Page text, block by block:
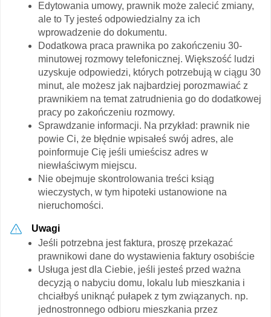
Edytowania umowy, prawnik może zalecić zmiany,
ale to Ty jesteś odpowiedzialny za ich
wprowadzenie do dokumentu.
Dodatkowa praca prawnika po zakończeniu 30-
minutowej rozmowy telefonicznej. Większość ludzi
uzyskuje odpowiedzi, których potrzebują w ciągu 30
minut, ale możesz jak najbardziej porozmawiać z
prawnikiem na temat zatrudnienia go do dodatkowej
pracy po zakończeniu rozmowy.
Sprawdzanie informacji. Na przykład: prawnik nie
powie Ci, że błędnie wpisałeś swój adres, ale
poinformuje Cię jeśli umieścisz adres w
niewłaściwym miejscu.
Nie obejmuje skontrolowania treści ksiąg
wieczystych, w tym hipoteki ustanowione na
nieruchomości.
Uwagi
Jeśli potrzebna jest faktura, proszę przekazać
prawnikowi dane do wystawienia faktury osobiście
Usługa jest dla Ciebie, jeśli jesteś przed ważna
decyzją o nabyciu domu, lokalu lub mieszkania i
chciałbyś uniknąć pułapek z tym związanych. np.
jednostronnego odbioru mieszkania przez